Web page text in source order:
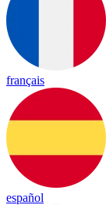
français
español